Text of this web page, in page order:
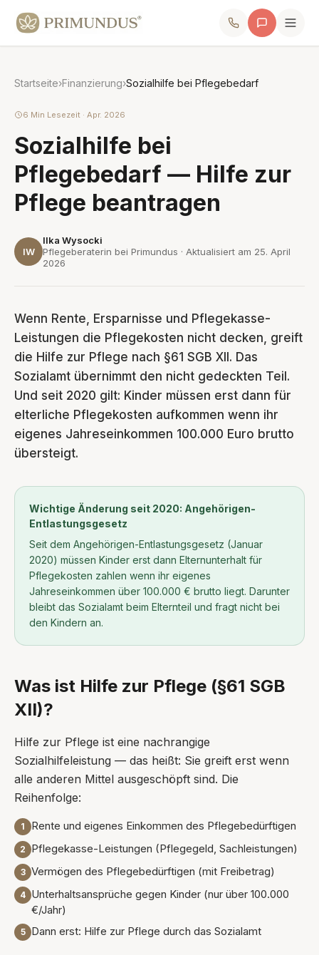
Startseite›Finanzierung›Sozialhilfe bei Pflegebedarf
6 Min Lesezeit · Apr. 2026
Sozialhilfe bei
Pflegebedarf — Hilfe zur
Pflege beantragen
IW
Ilka Wysocki
Pflegeberaterin bei Primundus · Aktualisiert am 25. April
2026
Wenn Rente, Ersparnisse und Pflegekasse-
Leistungen die Pflegekosten nicht decken, greift
die Hilfe zur Pflege nach §61 SGB XII. Das
Sozialamt übernimmt den nicht gedeckten Teil.
Und seit 2020 gilt: Kinder müssen erst dann für
elterliche Pflegekosten aufkommen wenn ihr
eigenes Jahreseinkommen 100.000 Euro brutto
übersteigt.
Wichtige Änderung seit 2020: Angehörigen-
Entlastungsgesetz
Seit dem Angehörigen-Entlastungsgesetz (Januar
2020) müssen Kinder erst dann Elternunterhalt für
Pflegekosten zahlen wenn ihr eigenes
Jahreseinkommen über 100.000 € brutto liegt. Darunter
bleibt das Sozialamt beim Elternteil und fragt nicht bei
den Kindern an.
Was ist Hilfe zur Pflege (§61 SGB
XII)?
Hilfe zur Pflege ist eine nachrangige
Sozialhilfeleistung — das heißt: Sie greift erst wenn
alle anderen Mittel ausgeschöpft sind. Die
Reihenfolge:
1 Rente und eigenes Einkommen des Pflegebedürftigen
2 Pflegekasse-Leistungen (Pflegegeld, Sachleistungen)
3 Vermögen des Pflegebedürftigen (mit Freibetrag)
4 Unterhaltsansprüche gegen Kinder (nur über 100.000
€/Jahr)
5 Dann erst: Hilfe zur Pflege durch das Sozialamt